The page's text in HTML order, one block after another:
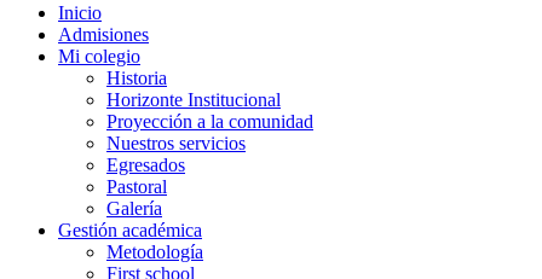
Inicio
Admisiones
Mi colegio
Historia
Horizonte Institucional
Proyección a la comunidad
Nuestros servicios
Egresados
Pastoral
Galería
Gestión académica
Metodología
First school